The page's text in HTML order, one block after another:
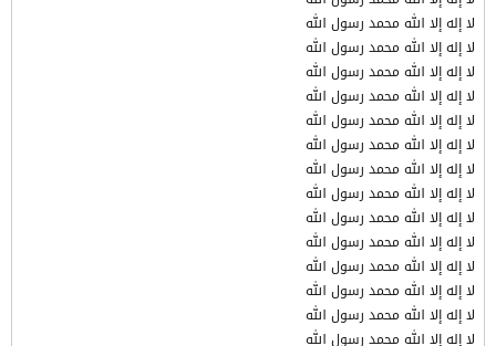
لا إله إلا الله محمد رسول الله
لا إله إلا الله محمد رسول الله
لا إله إلا الله محمد رسول الله
لا إله إلا الله محمد رسول الله
لا إله إلا الله محمد رسول الله
لا إله إلا الله محمد رسول الله
لا إله إلا الله محمد رسول الله
لا إله إلا الله محمد رسول الله
لا إله إلا الله محمد رسول الله
لا إله إلا الله محمد رسول الله
لا إله إلا الله محمد رسول الله
لا إله إلا الله محمد رسول الله
لا إله إلا الله محمد رسول الله
لا إله إلا الله محمد رسول الله